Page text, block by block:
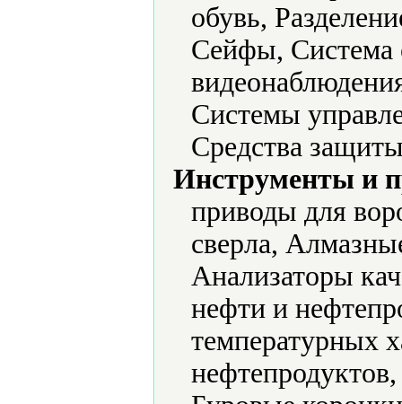
обувь,
Сейфы, Система
Системы
Средства
Инструменты и
приводы для
сверла,
Анализаторы
нефти и
температурных